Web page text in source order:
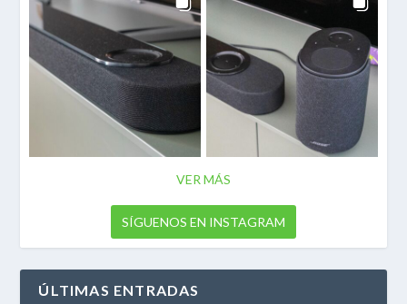
VER MÁS
SÍGUENOS EN INSTAGRAM
ÚLTIMAS ENTRADAS